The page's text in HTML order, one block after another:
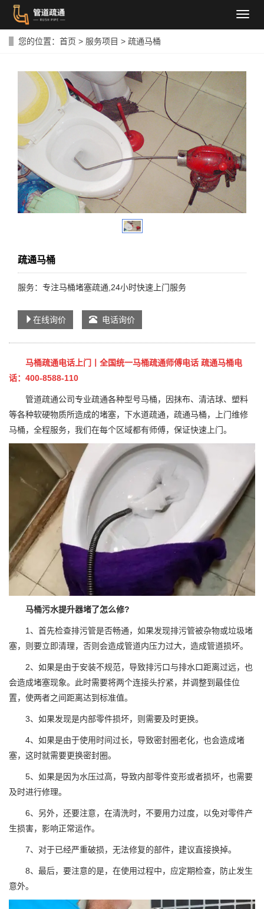
导
您的位置： 首页 > 服务项目 > 疏通马桶
疏通马桶
服务：专注马桶堵塞疏通,24小时快速上门服务
在线询价 电话询价
马桶疏通电话上门丨全国统一马桶疏通师傅电话 疏通马桶电
话：400-8588-110
管道疏通公司专业疏通各种型号马桶，因抹布、清洁球、塑料
等各种软硬物质所造成的堵塞，下水道疏通，疏通马桶，上门维修
马桶，全程服务，我们在每个区域都有师傅，保证快速上门。
马桶污水提升器堵了怎么修?
1、首先检查排污管是否畅通，如果发现排污管被杂物或垃圾堵
塞，则要立即清理，否则会造成管道内压力过大，造成管道损坏。
2、如果是由于安装不规范，导致排污口与排水口距离过远，也
会造成堵塞现象。此时需要将两个连接头拧紧，并调整到最佳位
置，使两者之间距离达到标准值。
3、如果发现是内部零件损坏，则需要及时更换。
4、如果是由于使用时间过长，导致密封圈老化，也会造成堵
塞，这时就需要更换密封圈。
5、如果是因为水压过高，导致内部零件变形或者损坏，也需要
及时进行修理。
6、另外，还要注意，在清洗时，不要用力过度，以免对零件产
生损害，影响正常运作。
7、对于已经严重破损，无法修复的部件，建议直接换掉。
8、最后，要注意的是，在使用过程中，应定期检查，防止发生
意外。